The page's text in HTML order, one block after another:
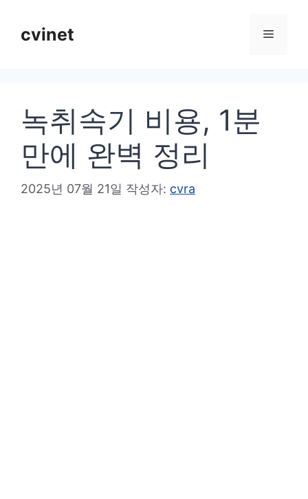
cvinet 메
녹취속기 비용, 1분
만에 완벽 정리
2025년 07월 21일 작성자: cvra